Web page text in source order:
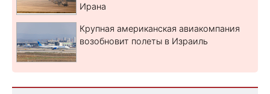
Ирана
Крупная американская авиакомпания
возобновит полеты в Израиль